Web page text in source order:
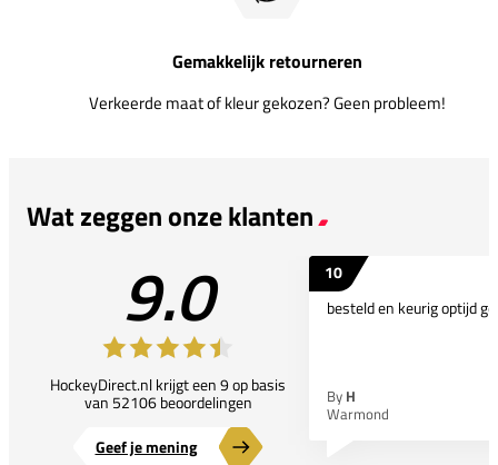
Gemakkelijk retourneren
Verkeerde maat of kleur gekozen? Geen probleem!
Wat zeggen onze klanten
9.0
HockeyDirect.nl krijgt een 9 op basis
van 52106 beoordelingen
Geef je mening
10
besteld en keurig optijd
By H
Warmond